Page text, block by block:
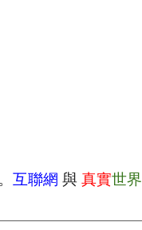
。 互聯網 與 真實世界